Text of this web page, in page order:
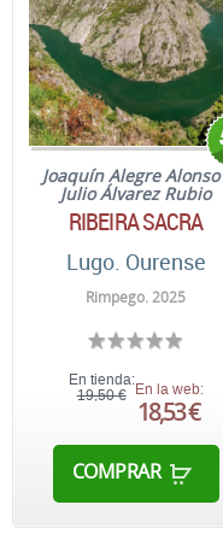
Joaquín Alegre Alonso
Julio Álvarez Rubio
RIBEIRA SACRA
Lugo. Ourense
Rimpego. 2025
En tienda:
19,50 € En la web:
18,53 €
COMPRAR